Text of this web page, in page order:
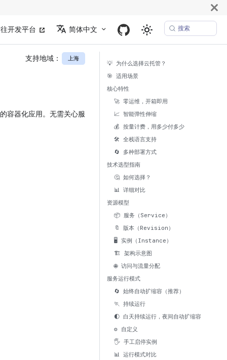
开发平台 简体中文 搜索
支持地域： 上海
容器化应用。无需关心服
💡 为什么选择云托管？
🎯 适用场景
核心特性
🚀 零运维，开箱即用
📈 智能弹性伸缩
💰 按量计费，用多少付多少
🛠️ 全栈语言支持
🔄 多种部署方式
技术选型指南
🤔 如何选择？
📊 详细对比
资源模型
📦 服务（Service）
🔖 版本（Revision）
🖥️ 实例（Instance）
🏗️ 架构示意图
🌐 访问与流量分配
服务运行模式
🔄 始终自动扩缩容（推荐）
🏃 持续运行
🌓 白天持续运行，夜间自动扩缩容
⚙️ 自定义
🖐️ 手工启停实例
📊 运行模式对比